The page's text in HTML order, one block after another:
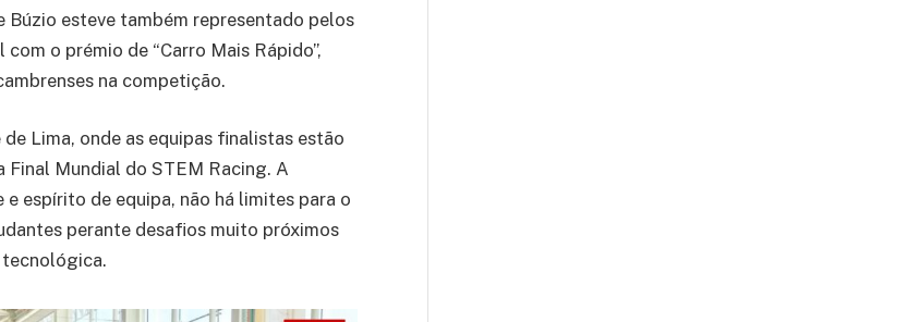
Búzio esteve também representado pelos
o prémio de “Carro Mais Rápido”,
na competição.
Lima, onde as equipas finalistas estão
Mundial do STEM Racing. A
espírito de equipa, não há limites para o
perante desafios muito próximos
tecnológica.